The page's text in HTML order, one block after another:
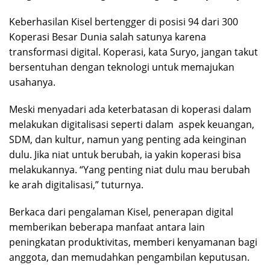
Keberhasilan Kisel bertengger di posisi 94 dari 300
Koperasi Besar Dunia salah satunya karena
transformasi digital. Koperasi, kata Suryo, jangan takut
bersentuhan dengan teknologi untuk memajukan
usahanya.
Meski menyadari ada keterbatasan di koperasi dalam
melakukan digitalisasi seperti dalam aspek keuangan,
SDM, dan kultur, namun yang penting ada keinginan
dulu. Jika niat untuk berubah, ia yakin koperasi bisa
melakukannya. “Yang penting niat dulu mau berubah
ke arah digitalisasi,” tuturnya.
Berkaca dari pengalaman Kisel, penerapan digital
memberikan beberapa manfaat antara lain
peningkatan produktivitas, memberi kenyamanan bagi
anggota, dan memudahkan pengambilan keputusan.